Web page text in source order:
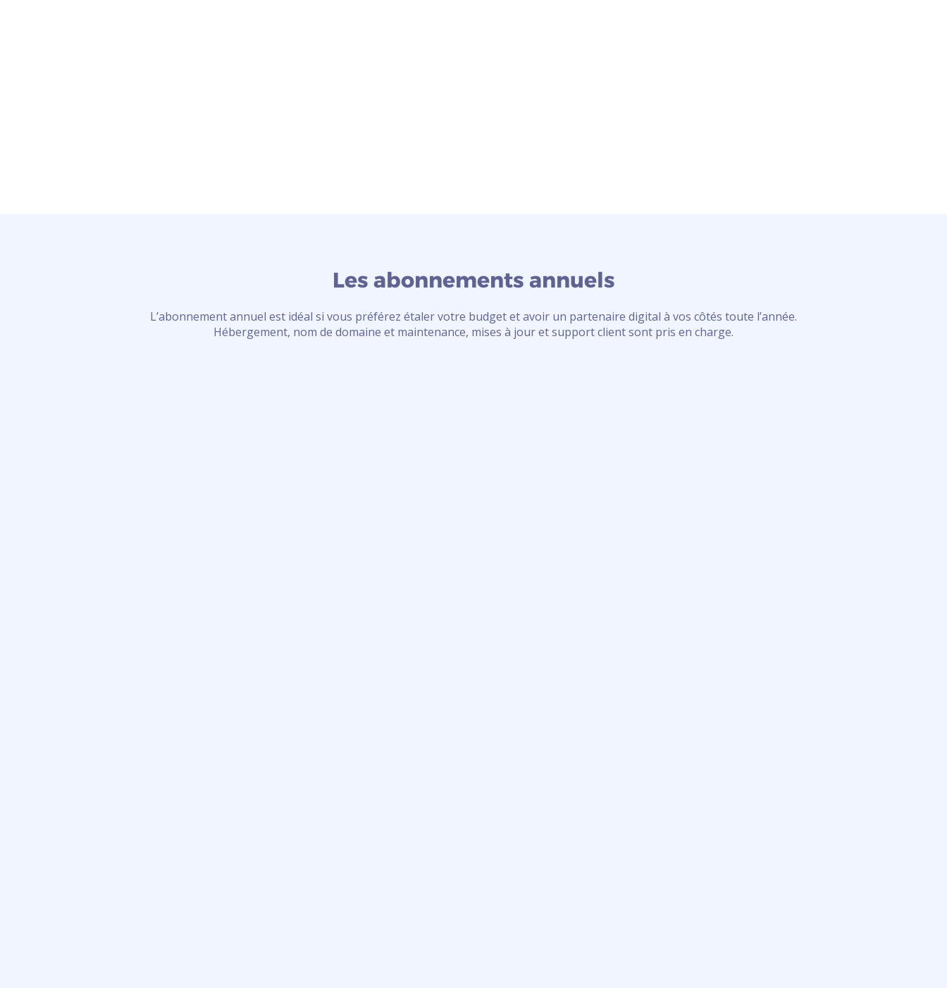
Les abonnements annuels
L’abonnement annuel est idéal si vous préférez étaler votre budget et avoir un partenaire digital à vos côtés toute l’année.
Hébergement, nom de domaine et maintenance, mises à jour et support client sont pris en charge.